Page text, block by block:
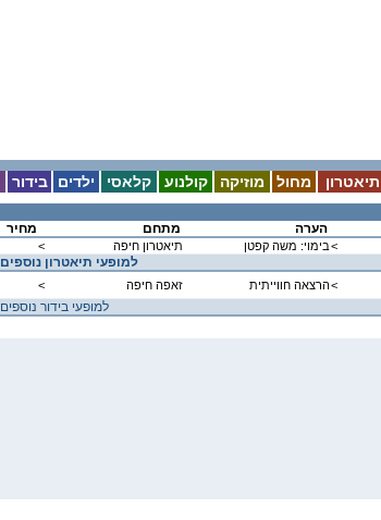
בידור ילדים קלאסי קולנוע מוזיקה מחול תיאטרון
מחיר מתחם הערה
< תיאטרון חיפה בימוי: משה קפטן<
< למופעי תיאטרון נוספים
< זאפה חיפה הרצאה חווייתית<
< למופעי בידור נוספים